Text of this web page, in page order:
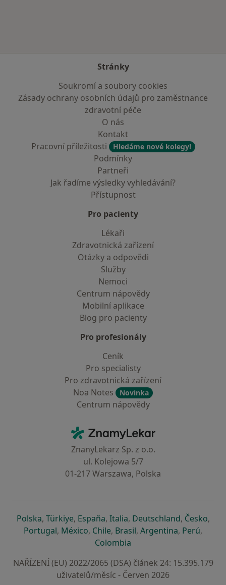
Stránky
Soukromí a soubory cookies
Zásady ochrany osobních údajů pro zaměstnance
zdravotní péče
O nás
Kontakt
Pracovní příležitosti
Hledáme nové kolegy!
Podmínky
Partneři
Jak řadíme výsledky vyhledávání?
Přístupnost
Pro pacienty
Lékaři
Zdravotnická zařízení
Otázky a odpovědi
Služby
Nemoci
Centrum nápovědy
Mobilní aplikace
Blog pro pacienty
Pro profesionály
Ceník
Pro specialisty
Pro zdravotnická zařízení
Noa Notes
Novinka
Centrum nápovědy
ZnamyLekar - Hlavní stránka
ZnanyLekarz Sp. z o.o.
ul. Kolejowa 5/7
01-217 Warszawa, Polska
Polskase otevře v nové záložce
, Türkiyese otevře v nové záložce
, Españase otevře v nové záložce
, Italiase otevře v nové záložce
, Deutschlandse otevře v
, Českose
,
Portugalse otevře v nové záložce
, Méxicose otevře v nové záložce
, Chilese otevře v nové záložce
, Brasilse otevře v nové
, Argentinase otevře v
, Perúse
,
Colombia
NAŘÍZENÍ (EU) 2022/2065 (DSA) článek 24: 15.395.179
uživatelů/měsíc - Červen 2026